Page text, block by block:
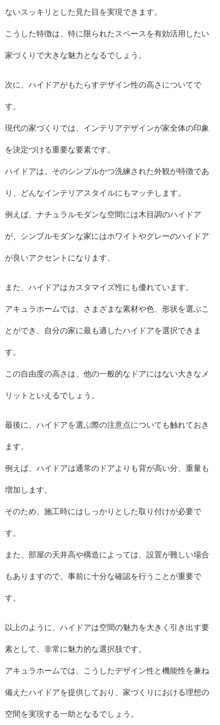
ないスッキリとした見た目を実現できます。
こうした特徴は、特に限られたスペースを有効活用したい
家づくりで大きな魅力となるでしょう。
次に、ハイドアがもたらすデザイン性の高さについてで
す。
現代の家づくりでは、インテリアデザインが家全体の印象
を決定づける重要な要素です。
ハイドアは、そのシンプルかつ洗練された外観が特徴であ
り、どんなインテリアスタイルにもマッチします。
例えば、ナチュラルモダンな空間には木目調のハイドア
が、シンプルモダンな家にはホワイトやグレーのハイドア
が良いアクセントになります。
また、ハイドアはカスタマイズ性にも優れています。
アキュラホームでは、さまざまな素材や色、形状を選ぶこ
とができ、自分の家に最も適したハイドアを選択できま
す。
この自由度の高さは、他の一般的なドアにはない大きなメ
リットといえるでしょう。
最後に、ハイドアを選ぶ際の注意点についても触れておき
ます。
例えば、ハイドアは通常のドアよりも背が高い分、重量も
増加します。
そのため、施工時にはしっかりとした取り付けが必要で
す。
また、部屋の天井高や構造によっては、設置が難しい場合
もありますので、事前に十分な確認を行うことが重要で
す。
以上のように、ハイドアは空間の魅力を大きく引き出す要
素として、非常に魅力的な選択肢です。
アキュラホームでは、こうしたデザイン性と機能性を兼ね
備えたハイドアを提供しており、家づくりにおける理想の
空間を実現する一助となるでしょう。